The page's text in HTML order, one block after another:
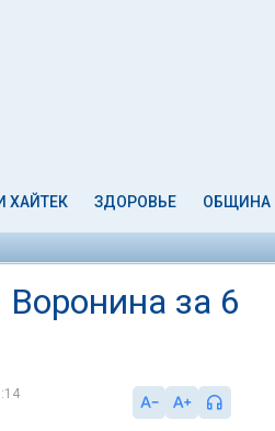
ХАЙТЕК ЗДОРОВЬЕ ОБЩИНА
за 6